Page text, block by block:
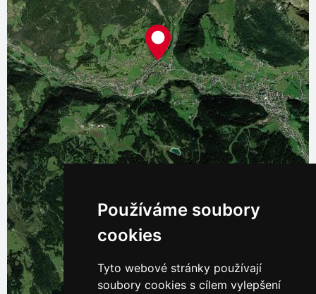
Používáme soubory
cookies
Tyto webové stránky používají
soubory cookies s cílem vylepšení